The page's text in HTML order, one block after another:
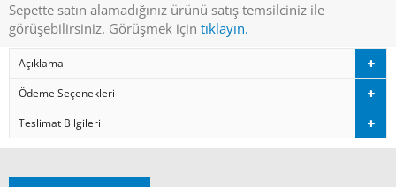
Sepette satın alamadığınız ürünü satış temsilciniz ile
görüşebilirsiniz. Görüşmek için tıklayın.
Açıklama
Ödeme Seçenekleri
Teslimat Bilgileri